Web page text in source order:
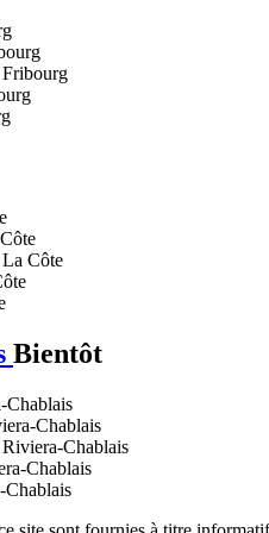
Côte
Bientôt
Chablais
Chablais
Chablais
Chablais
Chablais